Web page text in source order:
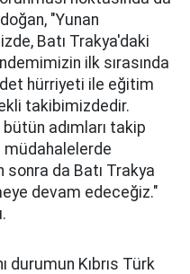
"Yunan
Batı Trakya'daki
ilk sırasında
hürriyeti ile eğitim
takibimizdedir.
adımları takip
müdahalelerde
sonra da Batı Trakya
devam edeceğiz."
durumun Kıbrıs Türk